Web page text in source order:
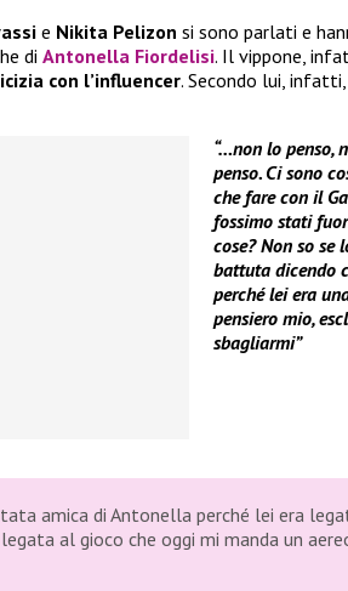
e Nikita Pelizon si sono parlati e
di Antonella Fiordelisi. Il vippone,
con l’influencer. Secondo lui,
“…non lo penso,
penso. Ci sono
che fare con il
fossimo stati
cose? Non so se
battuta dicendo
perché lei era
pensiero mio,
sbagliarmi”
amica di Antonella perché lei era
al gioco che oggi mi manda un